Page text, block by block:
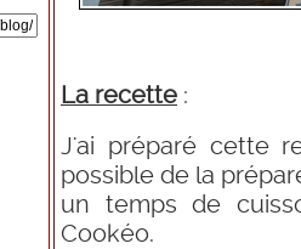
La recette :
J'ai préparé cette
possible de la
un temps de
Cookéo.